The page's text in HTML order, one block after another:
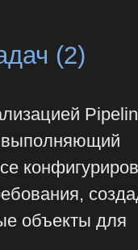
(2)
выполняющий
объекты для